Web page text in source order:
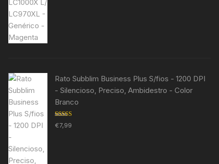
Rato Subblim Business Plus S/fios - 1200 DPI
- Silencioso, Preciso, Ambidestro - Color
Branco
Avaliação
5.00de 5
€7,99